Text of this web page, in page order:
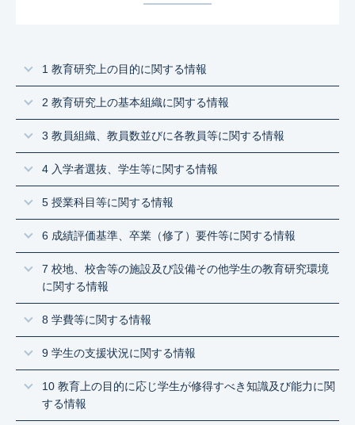
1 教育研究上の目的に関する情報
2 教育研究上の基本組織に関する情報
3 教員組織、教員数並びに各教員等に関する情報
4 入学者選抜、学生等に関する情報
5 授業科目等に関する情報
6 成績評価基準、卒業（修了）要件等に関する情報
7 校地、校舎等の施設及び設備その他学生の教育研究環境
に関する情報
8 学費等に関する情報
9 学生の支援状況に関する情報
10 教育上の目的に応じ学生が修得すべき知識及び能力に関
する情報